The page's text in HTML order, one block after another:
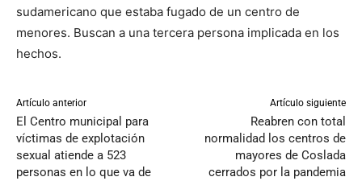
sudamericano que estaba fugado de un centro de
menores. Buscan a una tercera persona implicada en los
hechos.
Artículo anterior
El Centro municipal para
víctimas de explotación
sexual atiende a 523
personas en lo que va de
Artículo siguiente
Reabren con total
normalidad los centros de
mayores de Coslada
cerrados por la pandemia